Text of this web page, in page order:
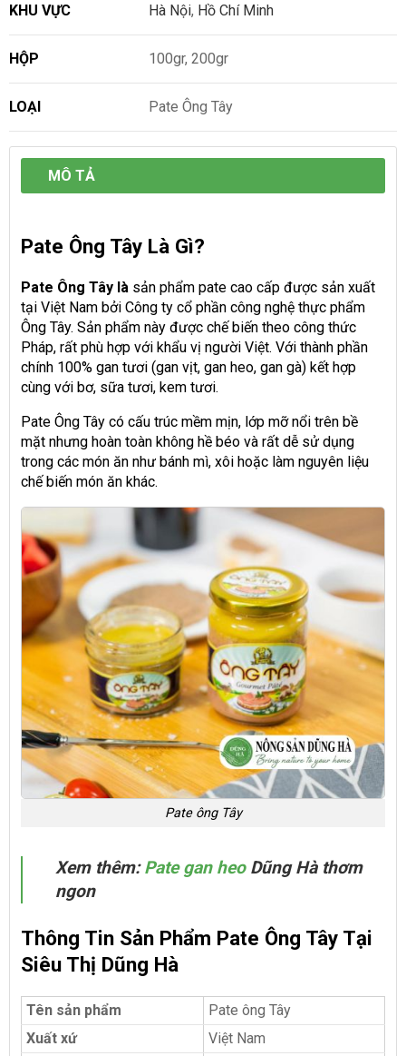
KHU VỰC
Hà Nội, Hồ Chí Minh
HỘP 100gr, 200gr
LOẠI Pate Ông Tây
MÔ TẢ
Pate Ông Tây Là Gì?
Pate Ông Tây là sản phẩm pate cao cấp được sản xuất
tại Việt Nam bởi Công ty cổ phần công nghệ thực phẩm
Ông Tây. Sản phẩm này được chế biến theo công thức
Pháp, rất phù hợp với khẩu vị người Việt. Với thành phần
chính 100% gan tươi (gan vịt, gan heo, gan gà) kết hợp
cùng với bơ, sữa tươi, kem tươi.
Pate Ông Tây có cấu trúc mềm mịn, lớp mỡ nổi trên bề
mặt nhưng hoàn toàn không hề béo và rất dễ sử dụng
trong các món ăn như bánh mì, xôi hoặc làm nguyên liệu
chế biến món ăn khác.
Pate ông Tây
Xem thêm:Pate gan heoDũng Hà thơm
ngon
Thông Tin Sản Phẩm Pate Ông Tây Tại
Siêu Thị Dũng Hà
Tên sản phẩm
Pate ông Tây
Xuất xứ
Việt Nam